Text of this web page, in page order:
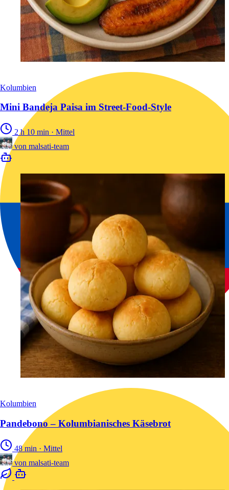
Kolumbien
Mini Bandeja Paisa im Street-Food-Style
2 h 10 min · Mittel
von malsati-team
Kolumbien
Pandebono – Kolumbianisches Käsebrot
48 min · Mittel
von malsati-team